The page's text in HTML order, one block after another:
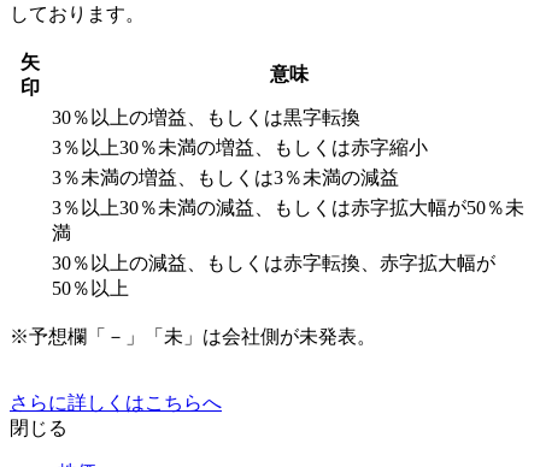
しております。
矢
印
意味
30％以上の増益、もしくは黒字転換
3％以上30％未満の増益、もしくは赤字縮小
3％未満の増益、もしくは3％未満の減益
3％以上30％未満の減益、もしくは赤字拡大幅が50％未
満
30％以上の減益、もしくは赤字転換、赤字拡大幅が
50％以上
※予想欄「－」「未」は会社側が未発表。
さらに詳しくはこちらへ
閉じる